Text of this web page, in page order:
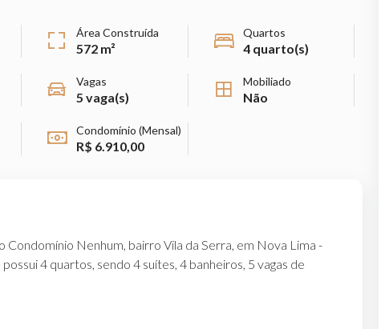
Área Construída
572 m²
Quartos
4 quarto(s)
Vagas
5 vaga(s)
Mobiliado
Não
Condomínio (Mensal)
R$ 6.910,00
Nenhum, bairro Vila da Serra, em Nova Lima -
4 quartos, sendo 4 suítes, 4 banheiros, 5 vagas de